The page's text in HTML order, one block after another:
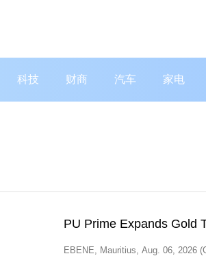
科技 财商 汽车 家电
EBENE, Mauritius, Aug. 06, 2026